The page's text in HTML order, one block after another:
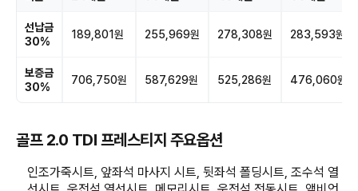
선납금
30%
189,801원 255,969원 278,308원 283,593원
보증금
30%
706,750원 587,629원 525,286원 476,060원
골프 2.0 TDI 프레스티지 주요옵션
인조가죽시트, 앞좌석 마사지 시트, 뒷좌석 폴딩시트, 조수석 열